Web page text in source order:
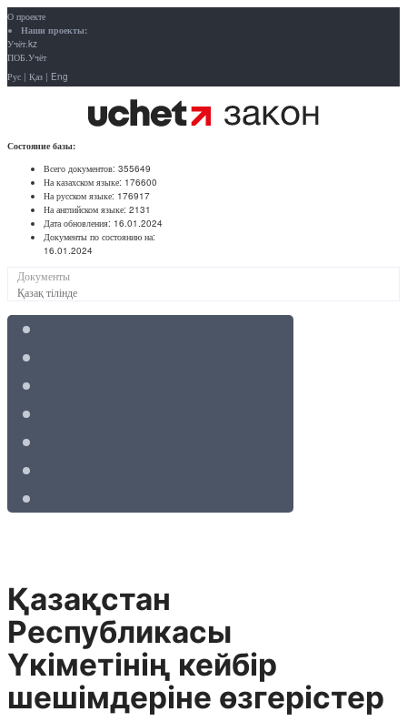
О проекте
Наши проекты:
Учёт.kz
ПОБ.Учёт
Рус | Қаз | Eng
Состояние базы:
Всего документов: 355649
На казахском языке: 176600
На русском языке: 176917
На английском языке: 2131
Дата обновления: 16.01.2024
Документы по состоянию на:
16.01.2024
Документы
Қазақ тілінде
Қазақстан
Республикасы
Yкiметiнiң кейбiр
шешiмдерiне өзгерiстер